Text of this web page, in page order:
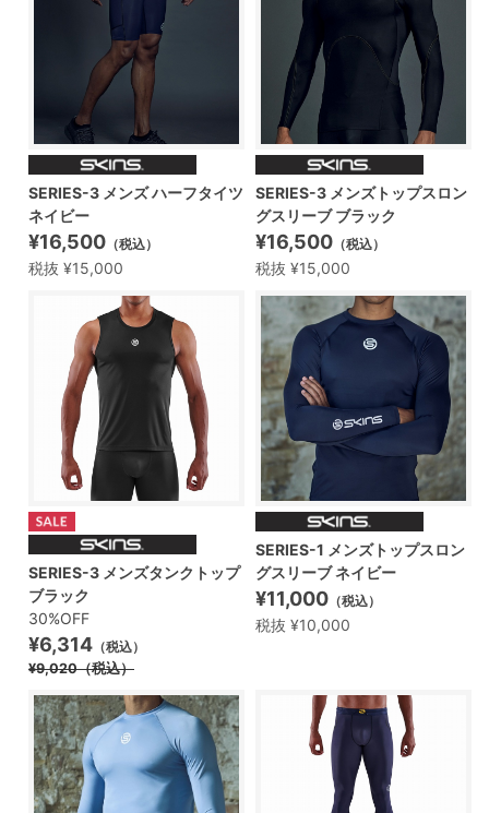
SERIES-3 メンズ ハーフタイツ
ネイビー
¥16,500 （税込）
税抜 ¥15,000
SERIES-3 メンズトップスロン
グスリーブ ブラック
¥16,500 （税込）
税抜 ¥15,000
SERIES-3 メンズタンクトップ
ブラック
30%OFF
¥6,314 （税込）
¥9,020（税込）
SERIES-1 メンズトップスロン
グスリーブ ネイビー
¥11,000 （税込）
税抜 ¥10,000